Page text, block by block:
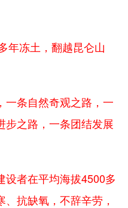
冻土，翻越昆仑山
条自然奇观之路，一
步之路，一条团结发展
者在平均海拔4500多
抗缺氧，不辞辛劳，